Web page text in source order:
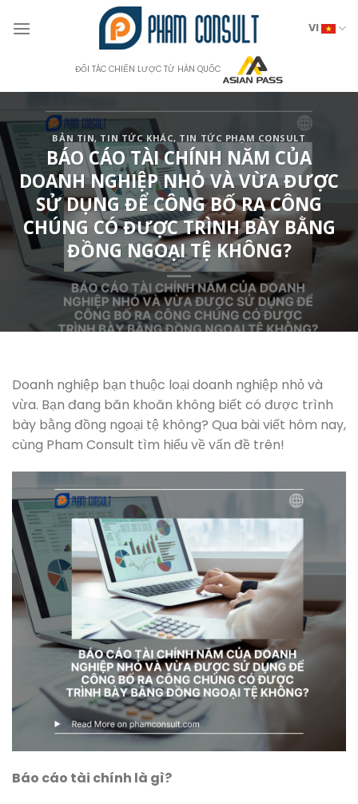
VI
ĐỐI TÁC CHIẾN LƯỢC TỪ HÀN QUỐC
BẢN TIN, TIN TỨC KHÁC, TIN TỨC PHẠM CONSULT
BÁO CÁO TÀI CHÍNH NĂM CỦA
DOANH NGHIỆP NHỎ VÀ VỪA ĐƯỢC
SỬ DỤNG ĐỂ CÔNG BỐ RA CÔNG
CHÚNG CÓ ĐƯỢC TRÌNH BÀY BẰNG
ĐỒNG NGOẠI TỆ KHÔNG?
Doanh nghiệp bạn thuộc loại doanh nghiệp nhỏ và
vừa. Bạn đang băn khoăn không biết có được trình
bày bằng đồng ngoại tệ không? Qua bài viết hôm nay,
cùng Pham Consult tìm hiểu về vấn đề trên!
Báo cáo tài chính là gì?